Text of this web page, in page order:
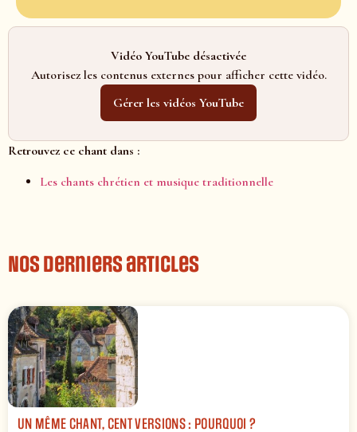
Vidéo YouTube désactivée
Autorisez les contenus externes pour afficher cette vidéo.
Gérer les vidéos YouTube
Retrouvez ce chant dans :
Les chants chrétien et musique traditionnelle
Nos derniers articles
UN MÊME CHANT, CENT VERSIONS : POURQUOI ?